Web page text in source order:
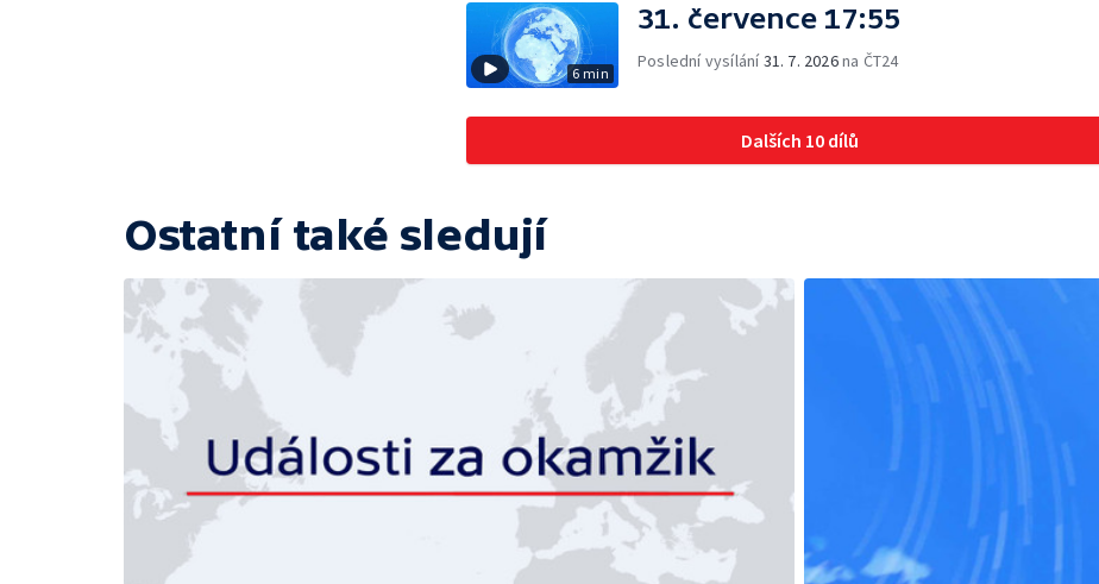
6 min
31. července 17:55
Poslední vysílání31. 7. 2026na ČT24
Dalších 10 dílů
Ostatní také sledují